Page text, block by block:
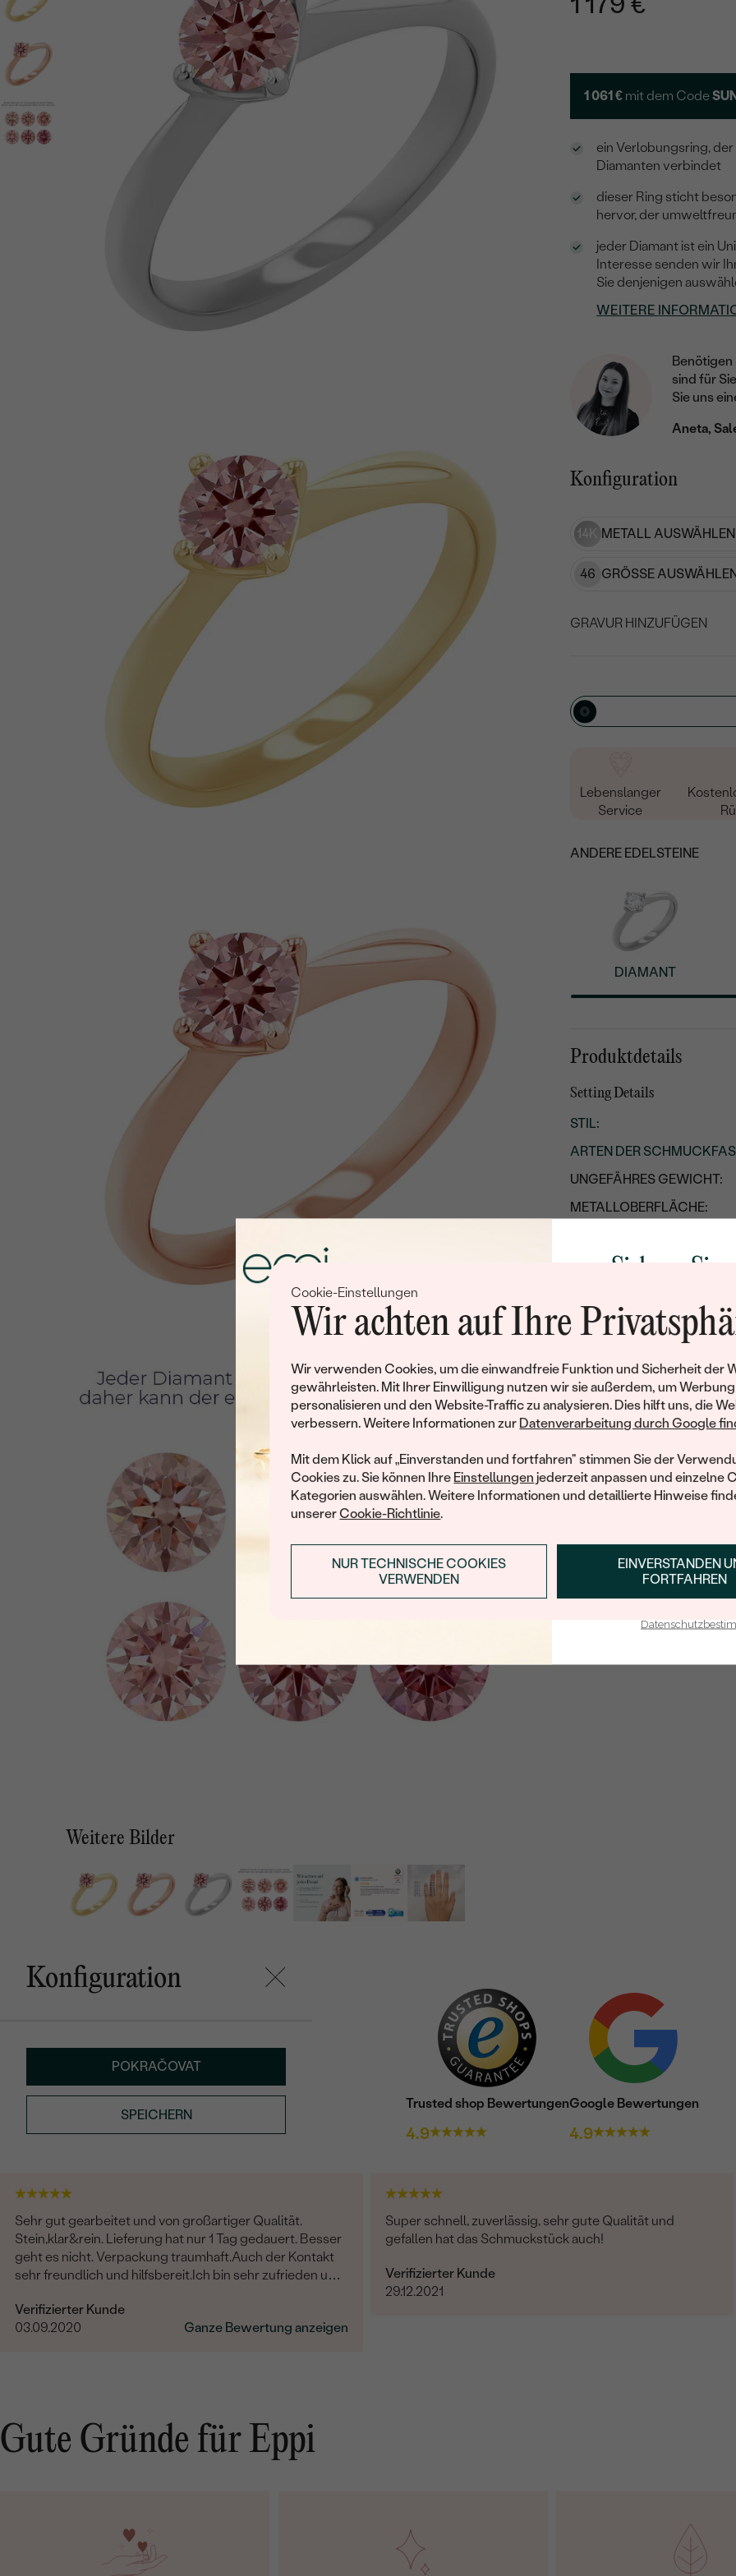
Cookie-Einstellungen
Wir achten auf Ihre
Wir verwenden Cookies, um die einwandfreie Funktion und Sicherheit der
gewährleisten. Mit Ihrer Einwilligung nutzen wir sie außerdem, um Werbung
personalisieren und den Website-Traffic zu analysieren. Dies hilft uns, die
verbessern. Weitere Informationen zur Datenverarbeitung durch Google
Mit dem Klick auf „Einverstanden und fortfahren" stimmen Sie der
Cookies zu. Sie können Ihre Einstellungen jederzeit anpassen und einzelne
Kategorien auswählen. Weitere Informationen und detaillierte Hinweise
unsererCookie-Richtlinie.
EINVERSTANDEN
FORTFAHREN
NUR TECHNISCHE COOKIES
VERWENDEN
Weitere Bilder
1 061 € mit dem Code
ein Verlobungsring,
Diamanten verbindet
dieser Ring sticht
hervor, der
jeder Diamant ist ein
Interesse senden wir
Sie denjenigen
WEITERE
Benötigen
sind für
Sie uns
Aneta,
Konfiguration
14K METALL
46 GRÖSSE
GRAVUR HINZUFÜGEN
Geben Sie Initialen/Text
15/ 15 ZEICHEN
Lebenslanger
Service
ANDERE EDELSTEINE
DIAMANT
Produktdetails
Setting Details
STIL:
ARTEN DER
UNGEFÄHRES GEWICHT:
METALLOBERFLÄCHE:
HERKUNFT DES METALLS
Konfiguration
POKRAČOVAT
SPEICHERN
Trusted shop Bewertungen
4.9
Google Bewertungen
4.9
Sehr gut gearbeitet und von großartiger Qualität.
Stein,klar&rein. Lieferung hat nur 1 Tag gedauert. Besser
geht es nicht. Verpackung traumhaft.Auch der Kontakt
sehr freundlich und hilfsbereit.Ich bin sehr zufrieden und
Verifizierter Kunde
03.09.2020
Ganze Bewertung anzeigen
Super schnell, zuverlässig, sehr gute Qualität und
gefallen hat das Schmuckstück auch!
Verifizierter Kunde
29.12.2021
Gute Gründe für Eppi
Sichern Sie
Rabatt auf
Werden Sie Teil
und entdecken Sie die
gefertigten Schmucks
Ihren ersten
ANMELDEN &
E-Mail-Adresse je bei uns in